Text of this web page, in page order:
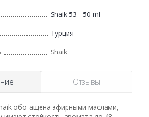
Shaik 53 - 50 ml
Турция
Shaik
Отзывы
обогащена эфирными маслами,